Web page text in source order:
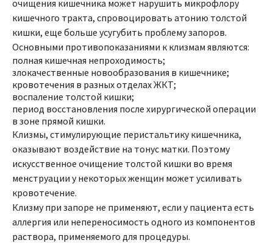
очищения кишечника может нарушить микрофлору
кишечного тракта, спровоцировать атонию толстой
кишки, еще больше усугубить проблему запоров.
Основными противопоказаниями к клизмам являются:
полная кишечная непроходимость;
злокачественные новообразования в кишечнике;
кровотечения в разных отделах ЖКТ;
воспаление толстой кишки;
период восстановления после хирургической операции
в зоне прямой кишки.
Клизмы, стимулирующие перистальтику кишечника,
оказывают воздействие на тонус матки. Поэтому
искусственное очищение толстой кишки во время
менструации у некоторых женщин может усиливать
кровотечение.
Клизму при запоре не применяют, если у пациента есть
аллергия или непереносимость одного из компонентов
раствора, применяемого для процедуры.